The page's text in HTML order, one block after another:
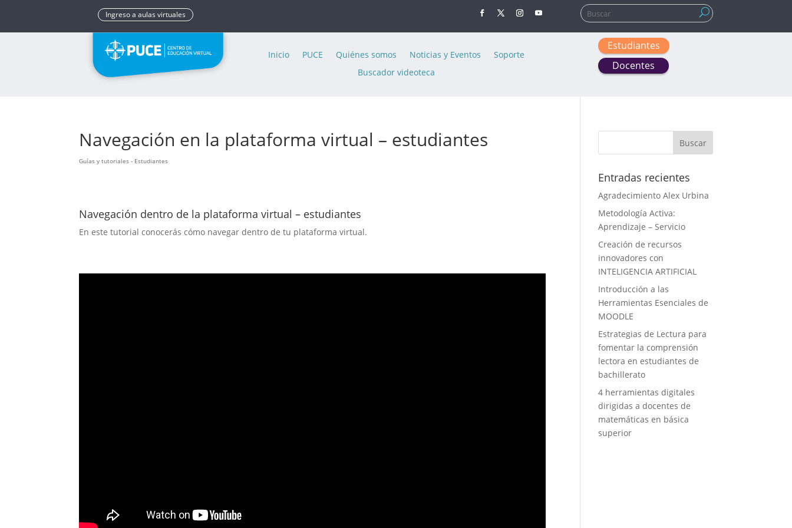
Ingreso a aulas virtuales Buscar:
Inicio PUCE Quiénes somos Noticias y Eventos
Soporte
Buscador videoteca
Estudiantes
Docentes
Navegación en la plataforma virtual – estudiantes
Guías y tutoriales - Estudiantes
Navegación dentro de la plataforma virtual – estudiantes
En este tutorial conocerás cómo navegar dentro de tu plataforma virtual.
Entradas recientes
Agradecimiento Alex Urbina
Metodología Activa:
Aprendizaje – Servicio
Creación de recursos
innovadores con
INTELIGENCIA ARTIFICIAL
Introducción a las
Herramientas Esenciales de
MOODLE
Estrategias de Lectura para
fomentar la comprensión
lectora en estudiantes de
bachillerato
4 herramientas digitales
dirigidas a docentes de
matemáticas en básica
superior